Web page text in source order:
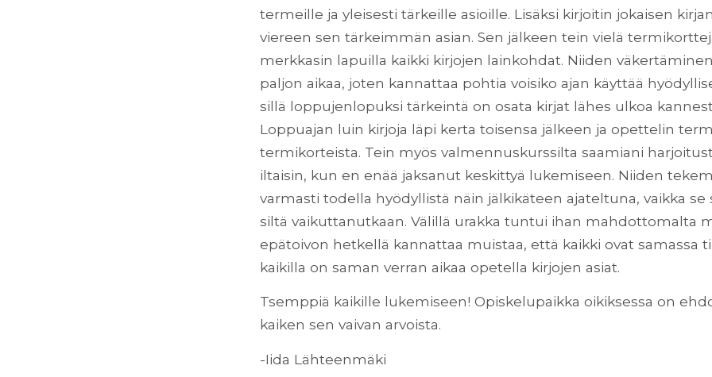
termeille ja yleisesti tärkeille asioille. Lisäksi kirjoitin jokaisen
viereen sen tärkeimmän asian. Sen jälkeen tein vielä
merkkasin lapuilla kaikki kirjojen lainkohdat. Niiden
paljon aikaa, joten kannattaa pohtia voisiko ajan käyttää
sillä loppujenlopuksi tärkeintä on osata kirjat lähes ulkoa
Loppuajan luin kirjoja läpi kerta toisensa jälkeen ja opettelin
termikorteista. Tein myös valmennuskurssilta saamiani
iltaisin, kun en enää jaksanut keskittyä lukemiseen. Niiden
varmasti todella hyödyllistä näin jälkikäteen ajateltuna, vaikka se
siltä vaikuttanutkaan. Välillä urakka tuntui ihan mahdottomalta
epätoivon hetkellä kannattaa muistaa, että kaikki ovat samassa
kaikilla on saman verran aikaa opetella kirjojen asiat.
Tsemppiä kaikille lukemiseen! Opiskelupaikka oikiksessa on
kaiken sen vaivan arvoista.
-Iida Lähteenmäki